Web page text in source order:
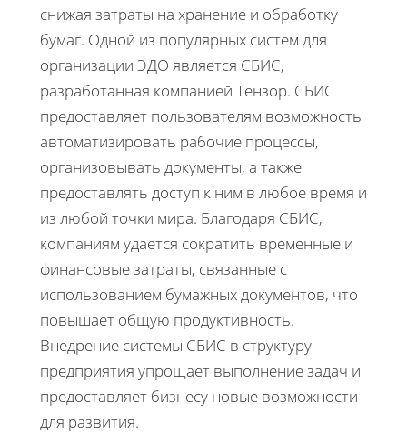
снижая затраты на хранение и обработку
бумаг. Одной из популярных систем для
организации ЭДО является СБИС,
разработанная компанией Тензор. СБИС
предоставляет пользователям возможность
автоматизировать рабочие процессы,
организовывать документы, а также
предоставлять доступ к ним в любое время и
из любой точки мира. Благодаря СБИС,
компаниям удается сократить временные и
финансовые затраты, связанные с
использованием бумажных документов, что
повышает общую продуктивность.
Внедрение системы СБИС в структуру
предприятия упрощает выполнение задач и
предоставляет бизнесу новые возможности
для развития.